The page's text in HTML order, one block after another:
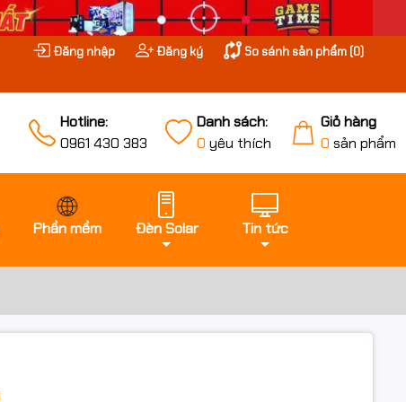
Đăng nhập Đăng ký So sánh sản phẩm (0)
Hotline:
0961 430 383
Danh sách:
0 yêu thích
Giỏ hàng
0 sản phẩm
Phần mềm Đèn Solar Tin tức